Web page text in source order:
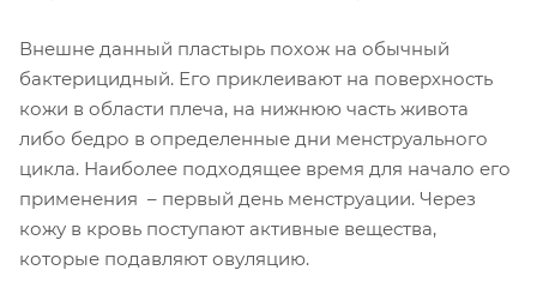
Внешне данный пластырь похож на обычный
бактерицидный. Его приклеивают на поверхность
кожи в области плеча, на нижнюю часть живота
либо бедро в определенные дни менструального
цикла. Наиболее подходящее время для начало его
применения – первый день менструации. Через
кожу в кровь поступают активные вещества,
которые подавляют овуляцию.